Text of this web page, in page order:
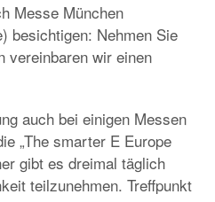
Messe München
besichtigen: Nehmen Sie
vereinbaren wir einen
auch bei einigen Messen
„The smarter E Europe
gibt es dreimal täglich
teilzunehmen. Treffpunkt